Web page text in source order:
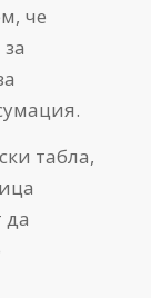
че
табла,
да